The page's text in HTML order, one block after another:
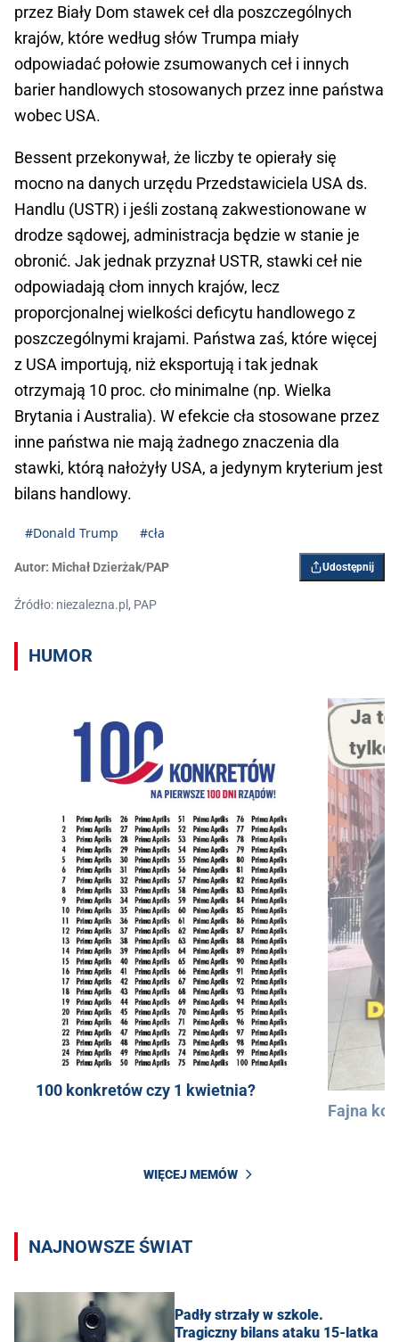
przez Biały Dom stawek ceł dla poszczególnych
krajów, które według słów Trumpa miały
odpowiadać połowie zsumowanych ceł i innych
barier handlowych stosowanych przez inne państwa
wobec USA.
Bessent przekonywał, że liczby te opierały się
mocno na danych urzędu Przedstawiciela USA ds.
Handlu (USTR) i jeśli zostaną zakwestionowane w
drodze sądowej, administracja będzie w stanie je
obronić. Jak jednak przyznał USTR, stawki ceł nie
odpowiadają cłom innych krajów, lecz
proporcjonalnej wielkości deficytu handlowego z
poszczególnymi krajami. Państwa zaś, które więcej
z USA importują, niż eksportują i tak jednak
otrzymają 10 proc. cło minimalne (np. Wielka
Brytania i Australia). W efekcie cła stosowane przez
inne państwa nie mają żadnego znaczenia dla
stawki, którą nałożyły USA, a jedynym kryterium jest
bilans handlowy.
#Donald Trump #cła
Autor: Michał Dzierżak/PAP Udostępnij
Źródło: niezalezna.pl, PAP
HUMOR
100 konkretów czy 1 kwietnia?
Fajna
WIĘCEJ MEMÓW
NAJNOWSZE ŚWIAT
Padły strzały w szkole.
Tragiczny bilans ataku 15-latka